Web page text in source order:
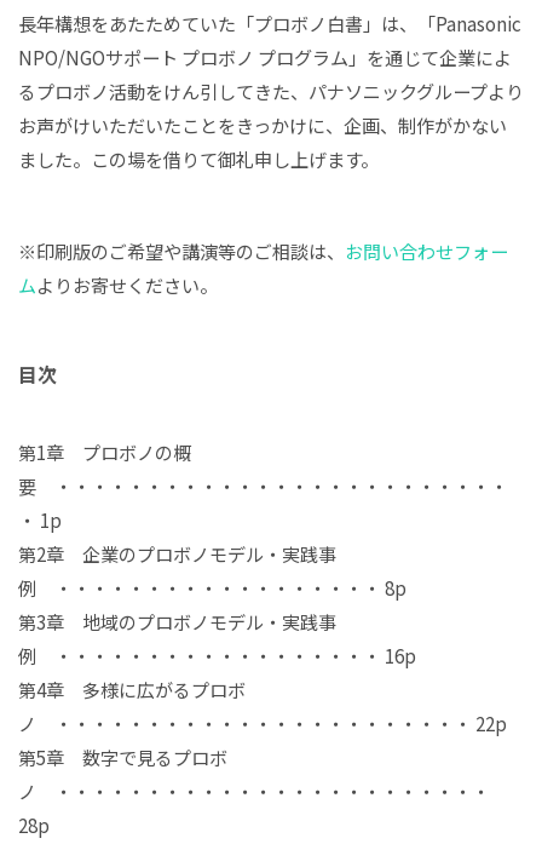
長年構想をあたためていた「プロボノ白書」は、「Panasonic
NPO/NGOサポート プロボノ プログラム」を通じて企業によ
るプロボノ活動をけん引してきた、パナソニックグループより
お声がけいただいたことをきっかけに、企画、制作がかない
ました。この場を借りて御礼申し上げます。
※印刷版のご希望や講演等のご相談は、 お問い合わせフォー
ムよりお寄せください。
目次
第1章 プロボノの概
要 ・・・・・・・・・・・・・・・・・・・・・・・・・
・ 1p
第2章 企業のプロボノモデル・実践事
例 ・・・・・・・・・・・・・・・・・・ 8p
第3章 地域のプロボノモデル・実践事
例 ・・・・・・・・・・・・・・・・・・ 16p
第4章 多様に広がるプロボ
ノ ・・・・・・・・・・・・・・・・・・・・・・・ 22p
第5章 数字で見るプロボ
ノ ・・・・・・・・・・・・・・・・・・・・・・・・
28p